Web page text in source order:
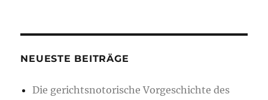
NEUESTE BEITRÄGE
Die gerichtsnotorische Vorgeschichte des